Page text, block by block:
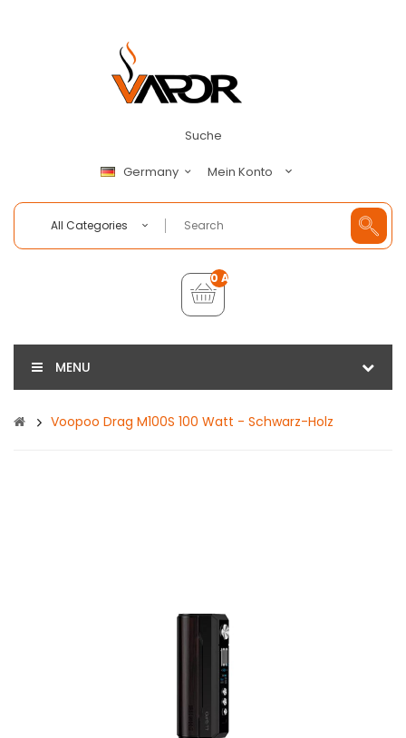
Suche
Germany Mein Konto
All Categories
0 Artikel - €0,00
MENU
Voopoo Drag M100S 100 Watt - Schwarz-Holz